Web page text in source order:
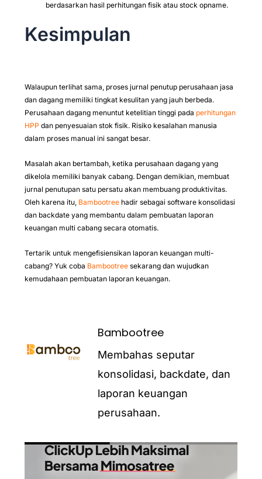
berdasarkan hasil perhitungan fisik atau stock opname.
Kesimpulan
Walaupun terlihat sama, proses jurnal penutup perusahaan jasa
dan dagang memiliki tingkat kesulitan yang jauh berbeda.
Perusahaan dagang menuntut ketelitian tinggi pada perhitungan
HPP dan penyesuaian stok fisik. Risiko kesalahan manusia
dalam proses manual ini sangat besar.
Masalah akan bertambah, ketika perusahaan dagang yang
dikelola memiliki banyak cabang. Dengan demikian, membuat
jurnal penutupan satu persatu akan membuang produktivitas.
Oleh karena itu, Bambootree hadir sebagai software konsolidasi
dan backdate yang membantu dalam pembuatan laporan
keuangan multi cabang secara otomatis.
Tertarik untuk mengefisiensikan laporan keuangan multi-
cabang? Yuk coba Bambootree sekarang dan wujudkan
kemudahaan pembuatan laporan keuangan.
Bambootree
Membahas seputar
konsolidasi, backdate, dan
laporan keuangan
perusahaan.